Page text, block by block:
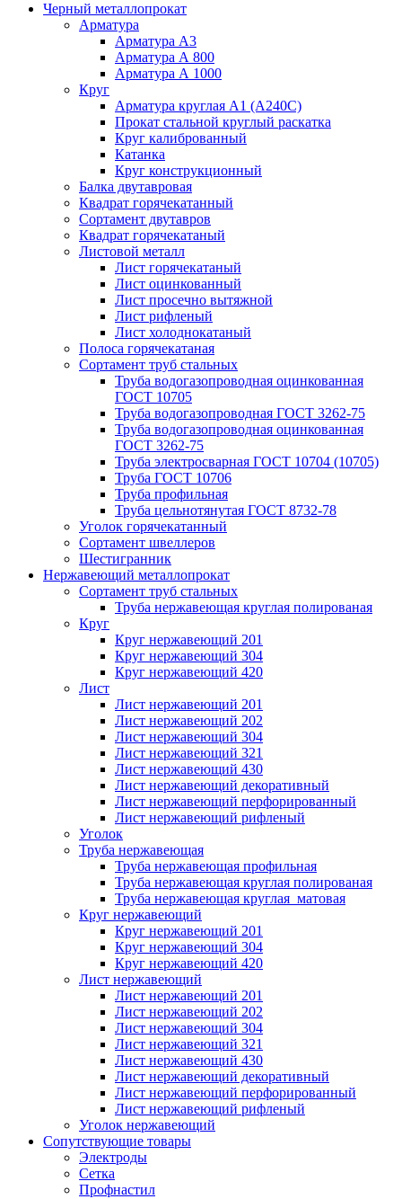
Черный металлопрокат
Арматура
Арматура А3
Арматура А 800
Арматура А 1000
Круг
Арматура круглая А1 (А240C)
Прокат стальной круглый раскатка
Круг калиброванный
Катанка
Круг конструкционный
Балка двутавровая
Квадрат горячекатанный
Сортамент двутавров
Квадрат горячекатаный
Листовой металл
Лист горячекатаный
Лист оцинкованный
Лист просечно вытяжной
Лист рифленый
Лист холоднокатаный
Полоса горячекатаная
Сортамент труб стальных
Труба водогазопроводная оцинкованная
ГОСТ 10705
Труба водогазопроводная ГОСТ 3262-75
Труба водогазопроводная оцинкованная
ГОСТ 3262-75
Труба электросварная ГОСТ 10704 (10705)
Труба ГОСТ 10706
Труба профильная
Труба цельнотянутая ГОСТ 8732-78
Уголок горячекатанный
Сортамент швеллеров
Шестигранник
Нержавеющий металлопрокат
Сортамент труб стальных
Труба нержавеющая круглая полированая
Круг
Круг нержавеющий 201
Круг нержавеющий 304
Круг нержавеющий 420
Лист
Лист нержавеющий 201
Лист нержавеющий 202
Лист нержавеющий 304
Лист нержавеющий 321
Лист нержавеющий 430
Лист нержавеющий декоративный
Лист нержавеющий перфорированный
Лист нержавеющий рифленый
Уголок
Труба нержавеющая
Труба нержавеющая профильная
Труба нержавеющая круглая полированая
Труба нержавеющая круглая матовая
Круг нержавеющий
Круг нержавеющий 201
Круг нержавеющий 304
Круг нержавеющий 420
Лист нержавеющий
Лист нержавеющий 201
Лист нержавеющий 202
Лист нержавеющий 304
Лист нержавеющий 321
Лист нержавеющий 430
Лист нержавеющий декоративный
Лист нержавеющий перфорированный
Лист нержавеющий рифленый
Уголок нержавеющий
Cопутствующие товары
Электроды
Сетка
Профнастил